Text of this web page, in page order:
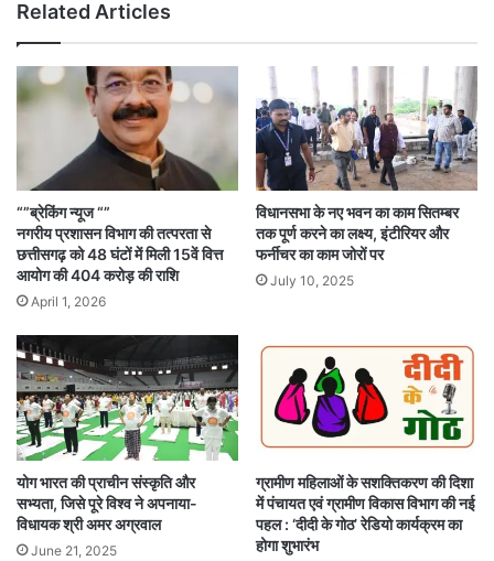
Related Articles
“”ब्रेकिंग न्यूज “”
नगरीय प्रशासन विभाग की तत्परता से
छत्तीसगढ़ को 48 घंटों में मिली 15वें वित्त
आयोग की 404 करोड़ की राशि
April 1, 2026
विधानसभा के नए भवन का काम सितम्बर
तक पूर्ण करने का लक्ष्य, इंटीरियर और
फर्नीचर का काम जोरों पर
July 10, 2025
योग भारत की प्राचीन संस्कृति और
सभ्यता, जिसे पूरे विश्व ने अपनाया-
विधायक श्री अमर अग्रवाल
June 21, 2025
ग्रामीण महिलाओं के सशक्तिकरण की दिशा
में पंचायत एवं ग्रामीण विकास विभाग की नई
पहल : ‘दीदी के गोठ’ रेडियो कार्यक्रम का
होगा शुभारंभ